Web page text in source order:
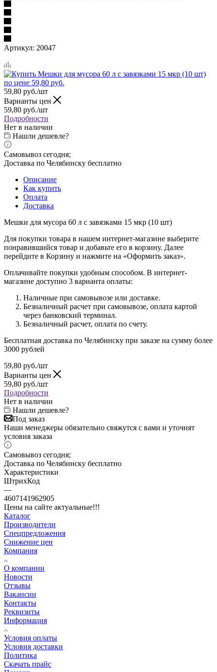
Артикул: 20047
59,80 руб./шт
Варианты цен
59,80 руб./шт
Подробности
Нет в наличии
Нашли дешевле?
Самовывоз сегодня;
Доставка по Челябинску бесплатно
Описание
Как купить
Оплата
Доставка
Мешки для мусора 60 л с завязками 15 мкр (10 шт)
Для покупки товара в нашем интернет-магазине выберите
понравившийся товар и добавьте его в корзину. Далее
перейдите в Корзину и нажмите на «Оформить заказ».
Оплачивайте покупки удобным способом. В интернет-
магазине доступно 3 варианта оплаты:
Наличные при самовывозе или доставке.
Безналичный расчет при самовывозе, оплата картой
через банковский терминал.
Безналичный расчет, оплата по счету.
Бесплатная доставка по Челябинску при заказе на сумму более
3000 рублей
59,80 руб./шт
Варианты цен
59,80 руб./шт
Подробности
Нет в наличии
Нашли дешевле?
Под заказ
Наши менеджеры обязательно свяжутся с вами и уточнят
условия заказа
Самовывоз сегодня;
Доставка по Челябинску бесплатно
Характеристики
ШтрихКод
—
4607141962905
Цены на сайте актуальные!!!
Каталог
Производители
Спецпредложения
Снижение цен
Компания
О компании
Новости
Отзывы
Вакансии
Контакты
Реквизиты
Информация
Условия оплаты
Условия доставки
Политика
Скачать прайс